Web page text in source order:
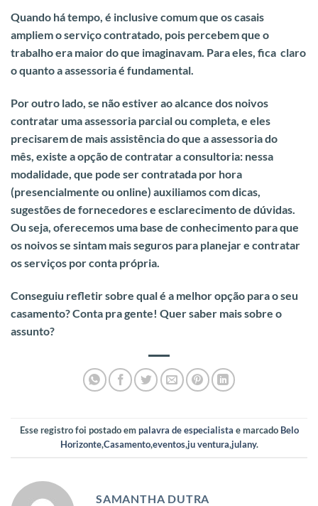
Quando há tempo, é inclusive comum que os casais
ampliem o serviço contratado, pois percebem que o
trabalho era maior do que imaginavam. Para eles, fica claro
o quanto a assessoria é fundamental.
Por outro lado, se não estiver ao alcance dos noivos
contratar uma assessoria parcial ou completa, e eles
precisarem de mais assistência do que a assessoria do
mês, existe a opção de contratar a consultoria: nessa
modalidade, que pode ser contratada por hora
(presencialmente ou online) auxiliamos com dicas,
sugestões de fornecedores e esclarecimento de dúvidas.
Ou seja, oferecemos uma base de conhecimento para que
os noivos se sintam mais seguros para planejar e contratar
os serviços por conta própria.
Conseguiu refletir sobre qual é a melhor opção para o seu
casamento? Conta pra gente! Quer saber mais sobre o
assunto?
Esse registro foi postado empalavra de especialista e marcado Belo
Horizonte,Casamento,eventos,ju ventura,julany.
SAMANTHA DUTRA